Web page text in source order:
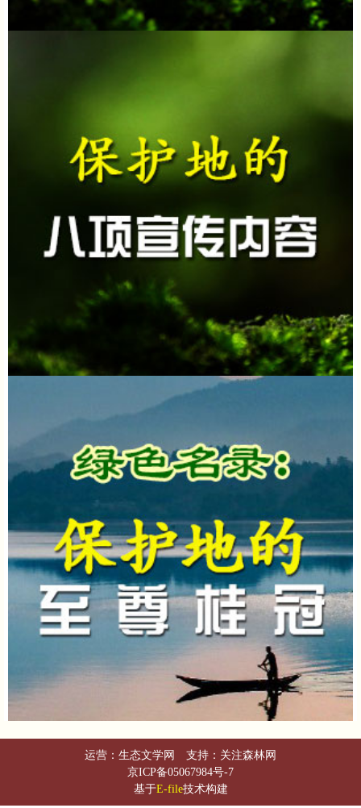
运营：生态文学网 支持：关注森林网
京ICP备05067984号-7
基于E-file技术构建